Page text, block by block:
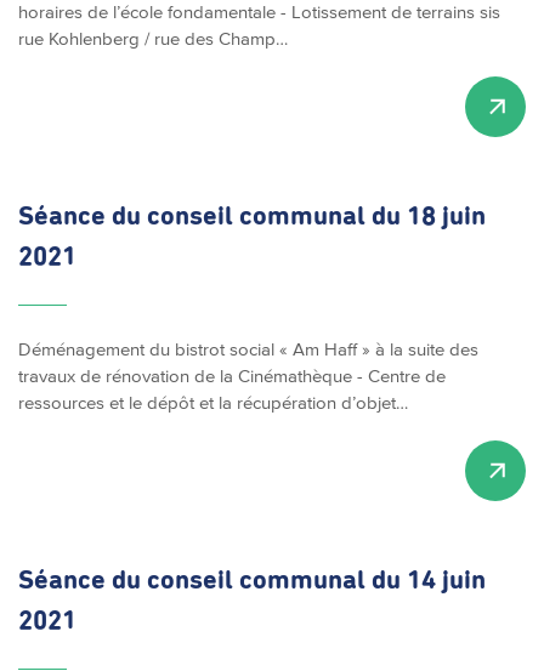
horaires de l’école fondamentale - Lotissement de terrains sis
rue Kohlenberg / rue des Champ…
Séance du conseil communal du 18 juin
2021
Déménagement du bistrot social « Am Haff » à la suite des
travaux de rénovation de la Cinémathèque - Centre de
ressources et le dépôt et la récupération d’objet…
Séance du conseil communal du 14 juin
2021